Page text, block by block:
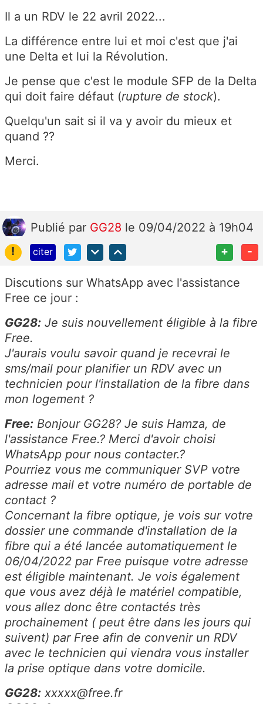
Il a un RDV le 22 avril 2022...
La différence entre lui et moi c'est que j'ai
une Delta et lui la Révolution.
Je pense que c'est le module SFP de la Delta
qui doit faire défaut (rupture de stock).
Quelqu'un sait si il va y avoir du mieux et
quand ??
Merci.
Publié par GG28 le 09/04/2022 à 19h04
!
citer + -
Discutions sur WhatsApp avec l'assistance
Free ce jour :
GG28: Je suis nouvellement éligible à la fibre
Free.
J'aurais voulu savoir quand je recevrai le
sms/mail pour planifier un RDV avec un
technicien pour l'installation de la fibre dans
mon logement ?
Free: Bonjour GG28? Je suis Hamza, de
l'assistance Free.? Merci d'avoir choisi
WhatsApp pour nous contacter.?
Pourriez vous me communiquer SVP votre
adresse mail et votre numéro de portable de
contact ?
Concernant la fibre optique, je vois sur votre
dossier une commande d'installation de la
fibre qui a été lancée automatiquement le
06/04/2022 par Free puisque votre adresse
est éligible maintenant. Je vois également
que vous avez déjà le matériel compatible,
vous allez donc être contactés très
prochainement ( peut être dans les jours qui
suivent) par Free afin de convenir un RDV
avec le technicien qui viendra vous installer
la prise optique dans votre domicile.
GG28: xxxxx@free.fr